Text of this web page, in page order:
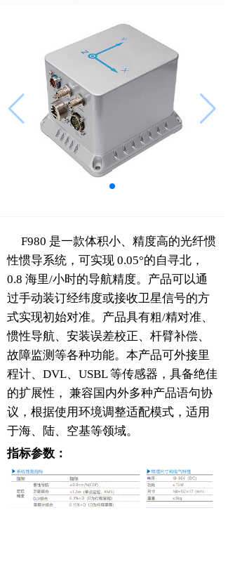
F980 是一款体积小、精度高的光纤惯
性惯导系统，可实现 0.05°的自寻北，
0.8 海里/小时的导航精度。产品可以通
过手动装订经纬度或接收卫星信号的方
式实现初始对准。产品具有粗/精对准、
惯性导航、安装误差校正、杆臂补偿、
故障监测等各种功能。本产品可外接里
程计、DVL、USBL 等传感器，具备绝佳
的扩展性， 兼容国内外多种产品语句协
议，根据使用环境调整适配模式，适用
于海、陆、空基等领域。
指标参数：